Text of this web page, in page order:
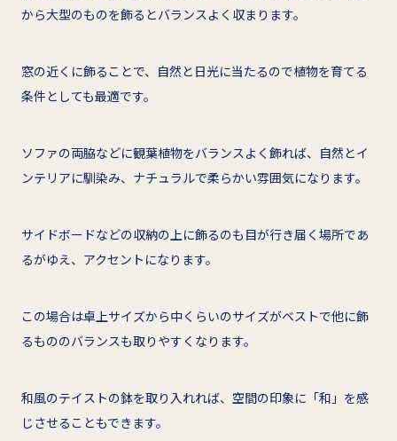
から大型のものを飾るとバランスよく収まります。
窓の近くに飾ることで、自然と日光に当たるので植物を育てる
条件としても最適です。
ソファの両脇などに観葉植物をバランスよく飾れば、自然とイ
ンテリアに馴染み、ナチュラルで柔らかい雰囲気になります。
サイドボードなどの収納の上に飾るのも目が行き届く場所であ
るがゆえ、アクセントになります。
この場合は卓上サイズから中くらいのサイズがベストで他に飾
るもののバランスも取りやすくなります。
和風のテイストの鉢を取り入れれば、空間の印象に「和」を感
じさせることもできます。